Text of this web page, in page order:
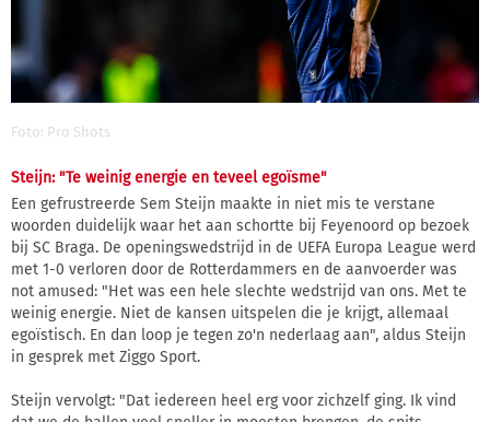
Foto: Pro Shots
Steijn: "Te weinig energie en teveel egoïsme"
Een gefrustreerde Sem Steijn maakte in niet mis te verstane
woorden duidelijk waar het aan schortte bij Feyenoord op bezoek
bij SC Braga. De openingswedstrijd in de UEFA Europa League werd
met 1-0 verloren door de Rotterdammers en de aanvoerder was
not amused: "Het was een hele slechte wedstrijd van ons. Met te
weinig energie. Niet de kansen uitspelen die je krijgt, allemaal
egoïstisch. En dan loop je tegen zo'n nederlaag aan", aldus Steijn
in gesprek met Ziggo Sport.
Steijn vervolgt: "Dat iedereen heel erg voor zichzelf ging. Ik vind